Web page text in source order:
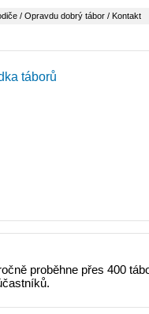
/ Opravdu dobrý tábor / Kontakt
táborů
proběhne přes 400